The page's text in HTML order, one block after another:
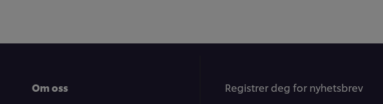
Om oss
Registrer deg for nyhetsbrev